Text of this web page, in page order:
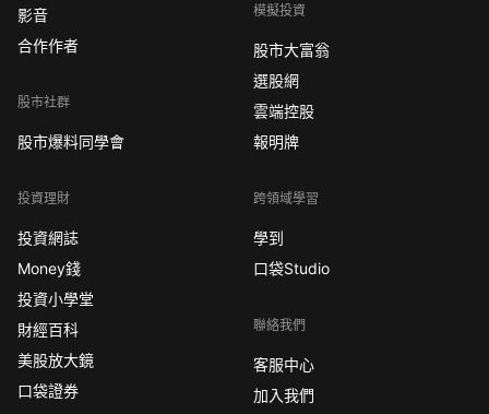
影音
合作作者
股市社群
股市爆料同學會
投資理財
投資網誌
Money錢
投資小學堂
財經百科
美股放大鏡
口袋證券
模擬投資
股市大富翁
選股網
雲端控股
報明牌
跨領域學習
學到
口袋Studio
聯絡我們
客服中心
加入我們